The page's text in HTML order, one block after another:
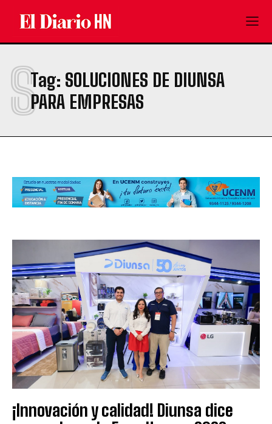
Tag: SOLUCIONES DE DIUNSA
PARA EMPRESAS
S
¡Innovación y calidad! Diunsa dice